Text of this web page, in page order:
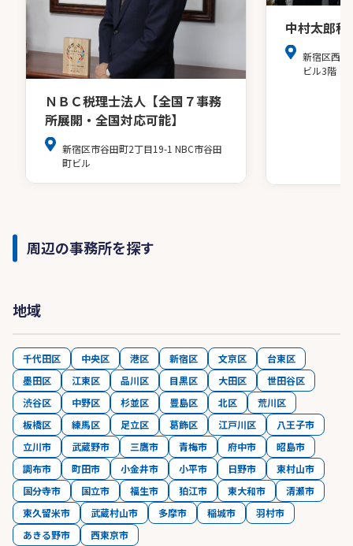
ＮＢＣ税理士法人【全国７事務
所展開・全国対応可能】
新宿区市谷田町2丁目19-1 NBC市谷田
町ビル
中村太郎
新宿区西
ビル3階
周辺の事務所を探す
地域
千代田区 中央区 港区 新宿区 文京区
台東区
墨田区
江東区 品川区 目黒区 大田区
世田谷区
渋谷区
中野区 杉並区 豊島区 北区
荒川区
板橋区
練馬区 足立区 葛飾区 江戸川区
八王子市
立川市
武蔵野市 三鷹市 青梅市 府中市
昭島市
調布市
町田市 小金井市 小平市 日野市
東村山市
国分寺市
国立市 福生市 狛江市 東大和市
清瀬市
東久留米市
武蔵村山市 多摩市 稲城市
羽村市
あきる野市
西東京市